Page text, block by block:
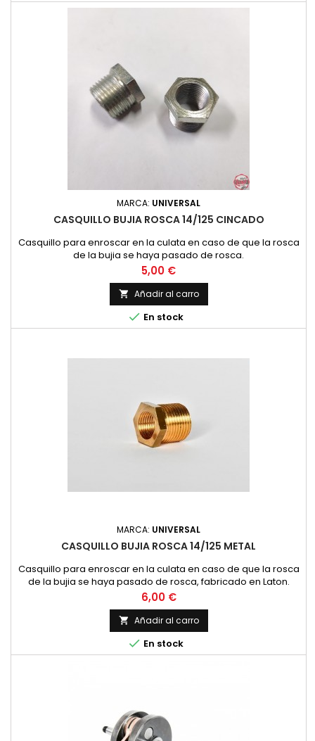
MARCA: UNIVERSAL
CASQUILLO BUJIA ROSCA 14/125 CINCADO
Casquillo para enroscar en la culata en caso de que la rosca
de la bujia se haya pasado de rosca.
Precio
5,00 €
 Añadir al carro
 En stock
MARCA: UNIVERSAL
CASQUILLO BUJIA ROSCA 14/125 METAL
Casquillo para enroscar en la culata en caso de que la rosca
de la bujia se haya pasado de rosca, fabricado en Laton.
Precio
6,00 €
 Añadir al carro
 En stock